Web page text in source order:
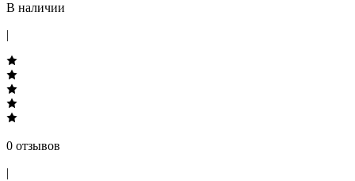
В наличии
|
0 отзывов
|